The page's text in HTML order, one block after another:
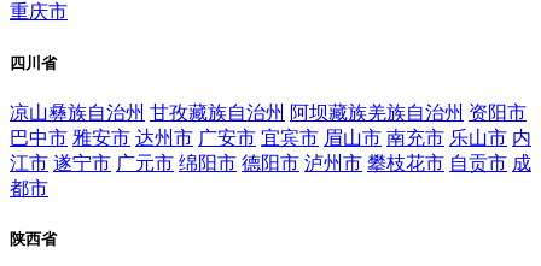
重庆市
四川省
凉山彝族自治州 甘孜藏族自治州 阿坝藏族羌族自治州 资阳市
巴中市 雅安市 达州市 广安市 宜宾市 眉山市 南充市 乐山市 内
江市 遂宁市 广元市 绵阳市 德阳市 泸州市 攀枝花市 自贡市 成
都市
陕西省